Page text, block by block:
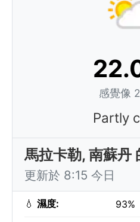
感覺像
Partly
馬拉卡勒, 南蘇丹
更新於 8:15 今日
💧 濕度: 93%